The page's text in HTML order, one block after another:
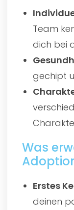
Team
dich bei
gechipt
Was
Erstes
deinen